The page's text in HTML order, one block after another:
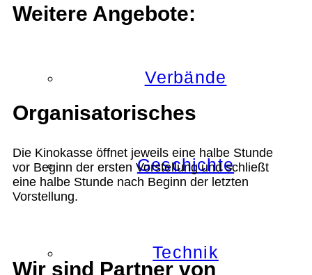
Verbände
Geschichte
Technik
Weitere Angebote:
Organisatorisches
Die Kinokasse öffnet jeweils eine halbe Stunde
vor Beginn der ersten Vorstellung und schließt
eine halbe Stunde nach Beginn der letzten
Vorstellung.
Wir sind Partner von